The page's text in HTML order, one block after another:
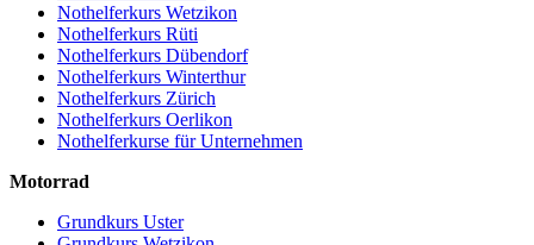
Nothelferkurs Wetzikon
Nothelferkurs Rüti
Nothelferkurs Dübendorf
Nothelferkurs Winterthur
Nothelferkurs Zürich
Nothelferkurs Oerlikon
Nothelferkurse für Unternehmen
Motorrad
Grundkurs Uster